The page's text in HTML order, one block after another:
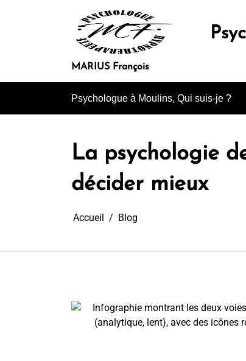
MARIUS François
Psychologue à Moulins, Qui suis-je ?
La psychologie
décider mieux
Accueil Blog